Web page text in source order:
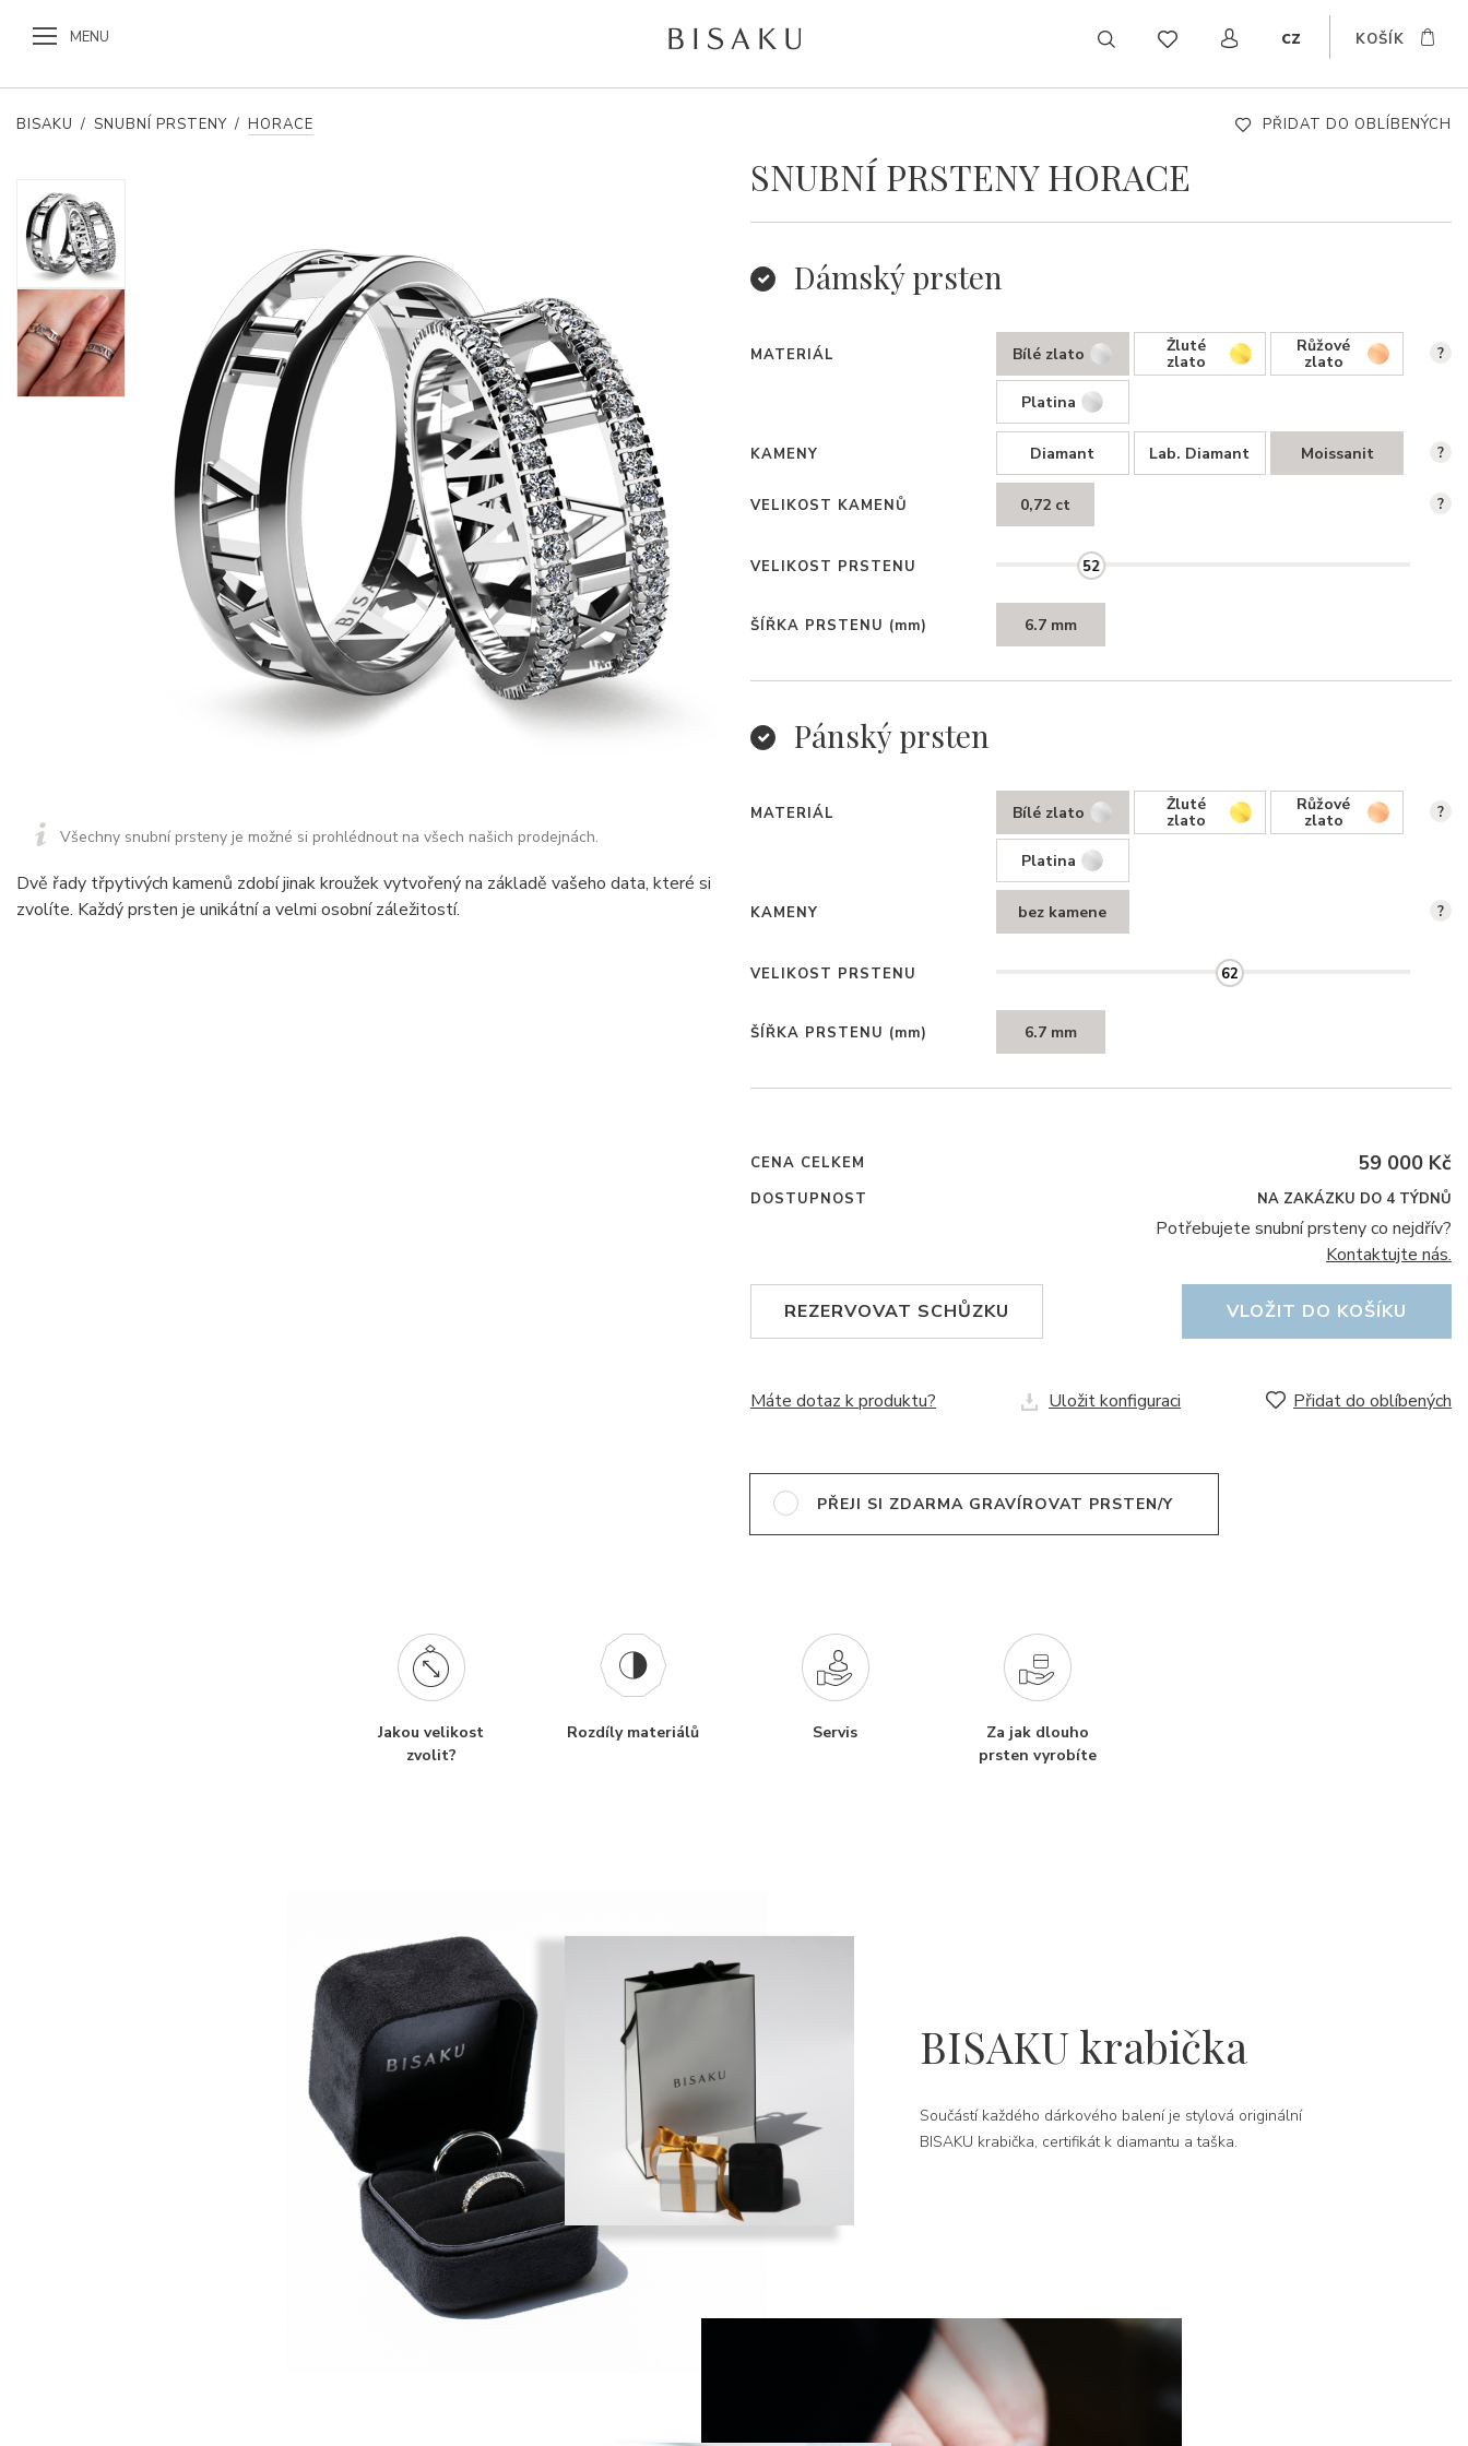
MENU cz
EN DE SK
KOŠÍK
BISAKU / SNUBNÍ PRSTENY / HORACE PŘIDAT DO OBLÍBENÝCH
Všechny snubní prsteny je možné si prohlédnout na všech našich prodejnách.
Dvě řady třpytivých kamenů zdobí jinak kroužek vytvořený na základě vašeho data, které si
zvolíte. Každý prsten je unikátní a velmi osobní záležitostí.
SNUBNÍ PRSTENY HORACE
Dámský prsten
MATERIÁL Bílé zlato Žluté
zlato
Růžové
zlato
Platina
?
KAMENY Diamant Lab. Diamant Moissanit ?
VELIKOST KAMENŮ 0,72 ct ?
VELIKOST PRSTENU 52
ŠÍŘKA PRSTENU (mm) 6.7 mm
Pánský prsten
MATERIÁL Bílé zlato Žluté
zlato
Růžové
zlato
Platina
?
KAMENY bez kamene ?
VELIKOST PRSTENU 62
ŠÍŘKA PRSTENU (mm) 6.7 mm
CENA CELKEM 59 000 Kč
DOSTUPNOST NA ZAKÁZKU DO 4 TÝDNŮ
Potřebujete snubní prsteny co nejdřív?
Kontaktujte nás.
REZERVOVAT SCHŮZKU VLOŽIT DO KOŠÍKU
Máte dotaz k produktu? Uložit konfiguraci Přidat do oblíbených
PŘEJI SI ZDARMA GRAVÍROVAT PRSTEN/Y
Jakou velikost
zvolit?
Rozdíly materiálů Servis
Za jak dlouho
prsten vyrobíte
BISAKU krabička
Součástí každého dárkového balení je stylová originální
BISAKU krabička, certifikát k diamantu a taška.